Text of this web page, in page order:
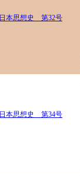
本思想史 第32号
本思想史 第34号